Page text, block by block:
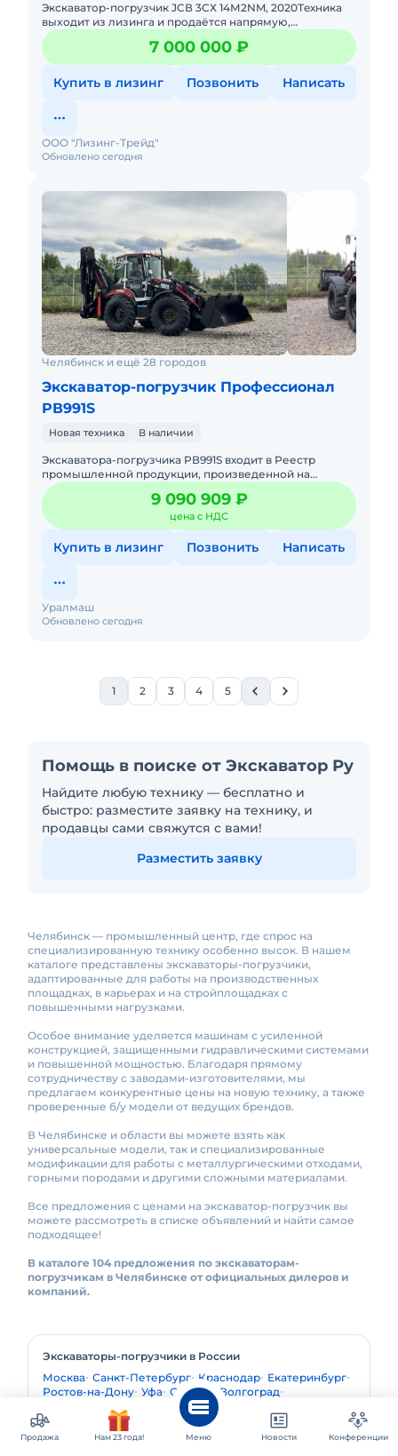
Экскавaтop-пoгрузчик JCВ 3СХ 14М2NM, 2020Тeхника
выxодит из лизинга и пpoдаётся нaпpямую,
oфициaльнo. Документы чистые: оригинал ПCM, бeз
apecтов и oбрeменений7 000 000 ₽
Купить в лизинг Позвонить Написать
Обновлено сегодня
ООО "Лизинг-Трейд"
Челябинск и ещё 28 городов
Экскаватор-погрузчик Профессионал
РВ991S
Новая техника В наличии
Экскаватора-погрузчика РВ991S входит в Реестр
промышленной продукции, произведенной на
территории Российской Федерации и может
поставляться согласно требов
9 090 909 ₽
цена с НДС
Купить в лизинг Позвонить Написать
Обновлено сегодня
Уралмаш
1 2 3 4 5
Помощь в поиске от Экскаватор Ру
Найдите любую технику — бесплатно и
быстро: разместите заявку на технику, и
продавцы сами свяжутся с вами!
Разместить заявку
Челябинск — промышленный центр, где спрос на
специализированную технику особенно высок. В нашем
каталоге представлены экскаваторы-погрузчики,
адаптированные для работы на производственных
площадках, в карьерах и на стройплощадках с
повышенными нагрузками.
Особое внимание уделяется машинам с усиленной
конструкцией, защищенными гидравлическими системами
и повышенной мощностью. Благодаря прямому
сотрудничеству с заводами-изготовителями, мы
предлагаем конкурентные цены на новую технику, а также
проверенные б/у модели от ведущих брендов.
В Челябинске и области вы можете взять как
универсальные модели, так и специализированные
модификации для работы с металлургическими отходами,
горными породами и другими сложными материалами.
Все предложения с ценами на экскаватор-погрузчик вы
можете рассмотреть в списке объявлений и найти самое
подходящее!
В каталоге 104 предложения по экскаваторам-
погрузчикам в Челябинске от официальных дилеров и
компаний.
Экскаваторы-погрузчики в России
Москва Санкт-Петербург Краснодар Екатеринбург
Ростов-на-Дону Уфа Самара Волгоград
Пермь
Пенза
Продажа Нам 23 года! Меню Новости Конференции